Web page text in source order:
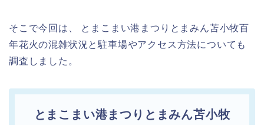
そこで今回は、 とまこまい港まつりとまみん苫小牧百
年花火の混雑状況と駐車場やアクセス方法についても
調査しました。
とまこまい港まつりとまみん苫小牧